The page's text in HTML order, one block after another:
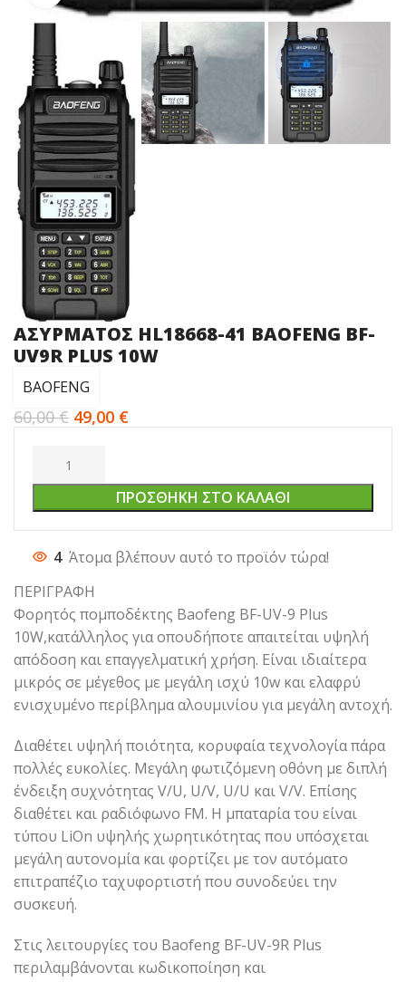
AΣΥΡΜΑΤΟΣ HL18668-41 BAOFENG BF-
UV9R PLUS 10W
BAOFENG
60,00€ 49,00 €
ΠΡΟΣΘΉΚΗ ΣΤΟ ΚΑΛΆΘΙ
4 Άτομα βλέπουν αυτό το προϊόν τώρα!
ΠΕΡΙΓΡΑΦΗ
Φορητός πομποδέκτης Baofeng BF-UV-9 Plus
10W,κατάλληλος για οπουδήποτε απαιτείται υψηλή
απόδοση και επαγγελματική χρήση. Είναι ιδιαίτερα
μικρός σε μέγεθος με μεγάλη ισχύ 10w και ελαφρύ
ενισχυμένο περίβλημα αλουμινίου για μεγάλη αντοχή.
Διαθέτει υψηλή ποιότητα, κορυφαία τεχνολογία πάρα
πολλές ευκολίες. Mεγάλη φωτιζόμενη οθόνη με διπλή
ένδειξη συχνότητας V/U, U/V, U/U και V/V. Επίσης
διαθέτει και ραδιόφωνο FM. Η μπαταρία του είναι
τύπου LiOn υψηλής χωρητικότητας που υπόσχεται
μεγάλη αυτονομία και φορτίζει με τον αυτόματο
επιτραπέζιο ταχυφορτιστή που συνοδεύει την
συσκευή.
Στις λειτουργίες του Baofeng BF-UV-9R Plus
περιλαμβάνονται κωδικοποίηση και